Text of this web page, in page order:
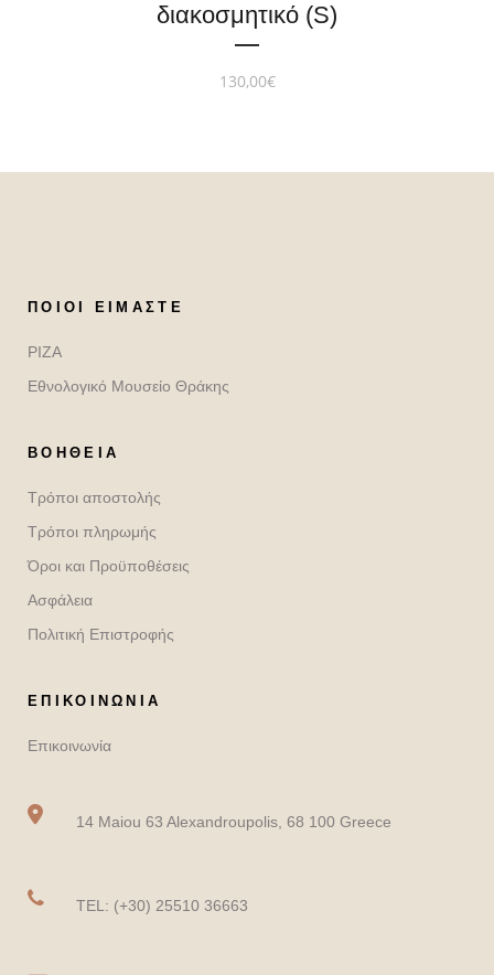
διακοσμητικό (S)
130,00€
ΠΟΙΟΙ ΕΊΜΑΣΤΕ
ΡΙΖΑ
Εθνολογικό Μουσείο Θράκης
ΒΟΉΘΕΙΑ
Τρόποι αποστολής
Τρόποι πληρωμής
Όροι και Προϋποθέσεις
Ασφάλεια
Πολιτική Επιστροφής
ΕΠΙΚΟΙΝΩΝΙΑ
Επικοινωνία
14 Maiou 63 Alexandroupolis, 68 100 Greece
TEL: (+30) 25510 36663